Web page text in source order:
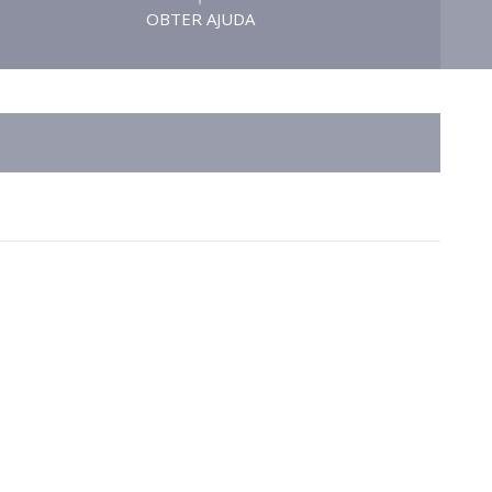
OBTER AJUDA